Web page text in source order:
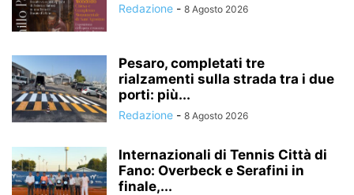
Redazione - 8 Agosto 2026
Pesaro, completati tre
rialzamenti sulla strada tra i due
porti: più...
Redazione - 8 Agosto 2026
Internazionali di Tennis Città di
Fano: Overbeck e Serafini in
finale,...